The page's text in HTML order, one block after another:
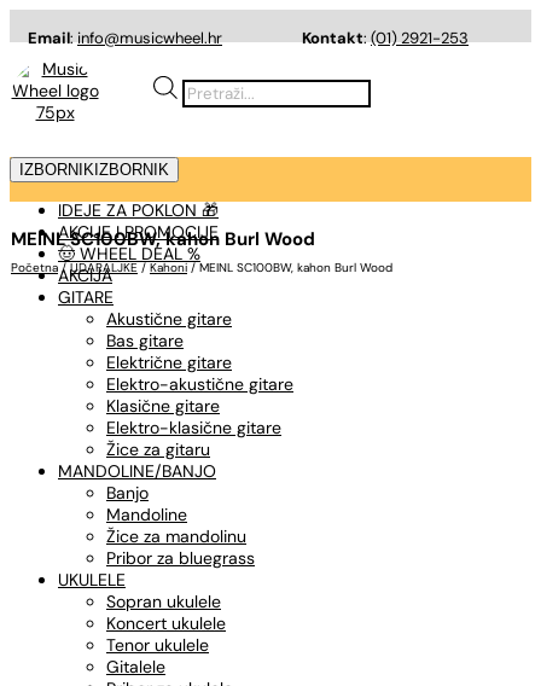
Email:info@musicwheel.hr Kontakt:(01) 2921-253
Products
search
IZBORNIK IZBORNIK
IDEJE ZA POKLON 🎁
AKCIJE I PROMOCIJE
🤠 WHEEL DEAL %
AKCIJA
GITARE
Akustične gitare
Bas gitare
Električne gitare
Elektro-akustične gitare
Klasične gitare
Elektro-klasične gitare
Žice za gitaru
MANDOLINE/BANJO
Banjo
Mandoline
Žice za mandolinu
Pribor za bluegrass
UKULELE
Sopran ukulele
Koncert ukulele
Tenor ukulele
Gitalele
MEINL SC100BW, kahon Burl Wood
Početna / UDARALJKE / Kahoni / MEINL SC100BW, kahon Burl Wood